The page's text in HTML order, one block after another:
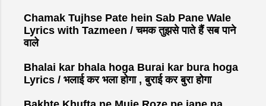
Chamak Tujhse Pate hein Sab Pane Wale
Lyrics with Tazmeen / चमक तुझसे पाते हैं सब पाने
वाले
Bhalai kar bhala hoga Burai kar bura hoga
Lyrics / भलाई कर भला होगा , बुराई कर बुरा होगा